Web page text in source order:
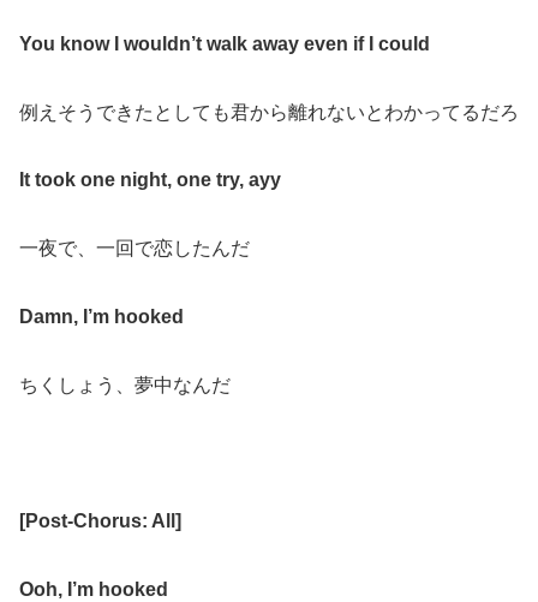
You know I wouldn’t walk away even if I could
例えそうできたとしても君から離れないとわかってるだろ
It took one night, one try, ayy
一夜で、一回で恋したんだ
Damn, I’m hooked
ちくしょう、夢中なんだ
[Post-Chorus: All ]
Ooh, I’m hooked